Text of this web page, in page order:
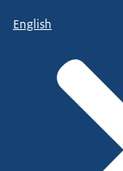
English